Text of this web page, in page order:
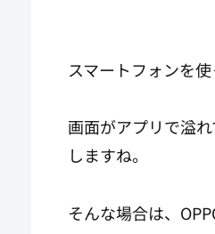
スマートフォンを
画面がアプリで溢
しますね。
そんな場合は、